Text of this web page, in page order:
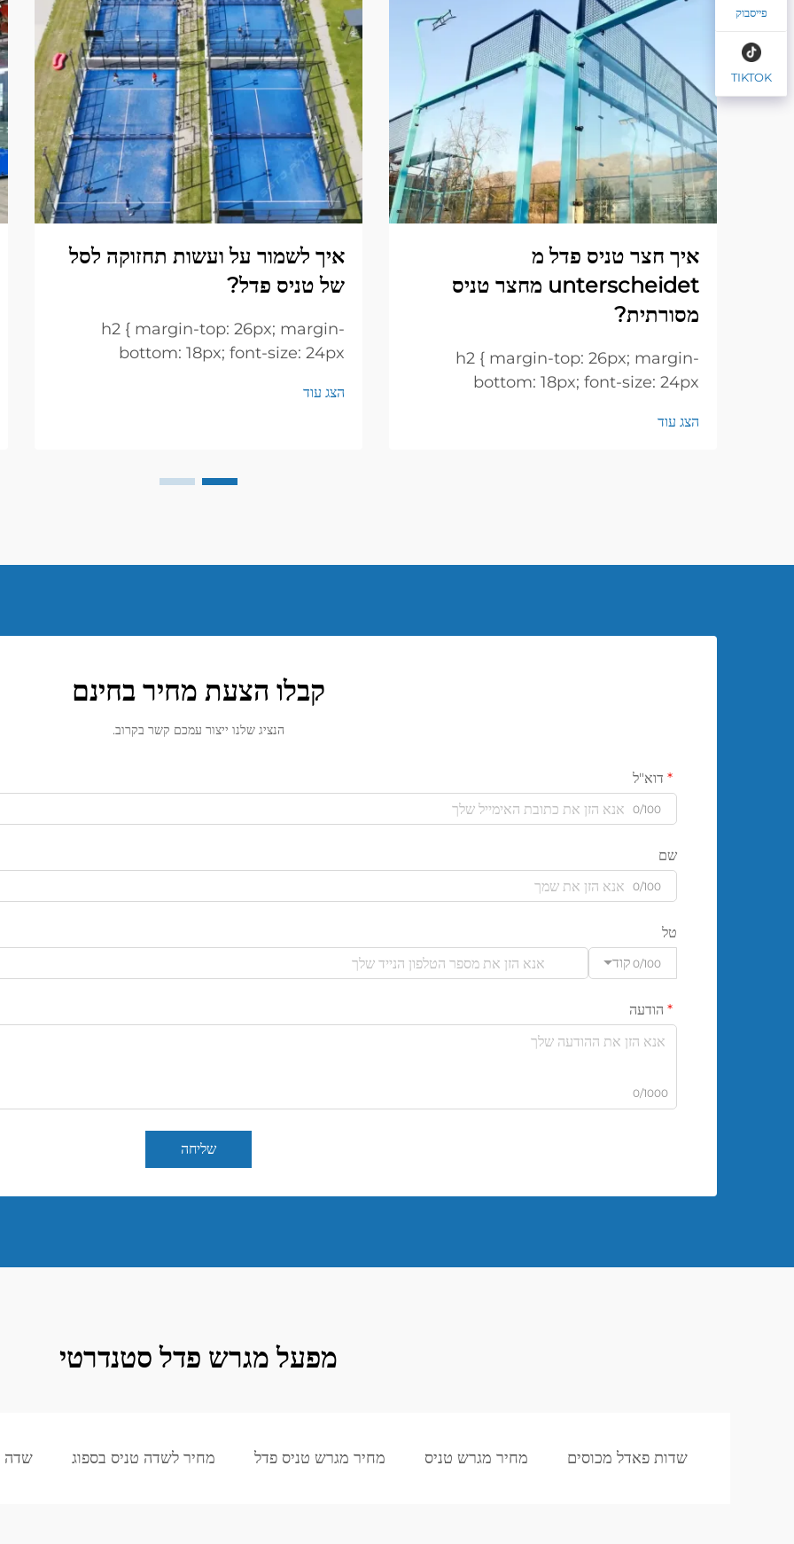
איך חצר טניס פדל מ
unterscheidet מחצר טניס
מסורתית?
h2 { margin-top: 26px; margin-
bottom: 18px; font-size: 24px
height: normal; } h3 { margin-top:
הצג עוד
איך לשמור על ועשות תחזוקה לסל
של טניס פדל?
h2 { margin-top: 26px; margin-
bottom: 18px; font-size: 24px
height: normal; } h3 { margin-top:
הצג עוד
קבלו הצעת מחיר בחינם
הנציג שלנו ייצור עמכם קשר בקרוב.
דוא"ל
0/100
שם
0/100
טל
קוד 0/100
הודעה
0/1000
שליחה
מפעל מגרש פדל סטנדרטי
שדות פאדל מכוסים מחיר מגרש טניס מחיר מגרש טניס פדל מחיר לשדה טניס בספוג שדה
פייסבוק
TIKTOK